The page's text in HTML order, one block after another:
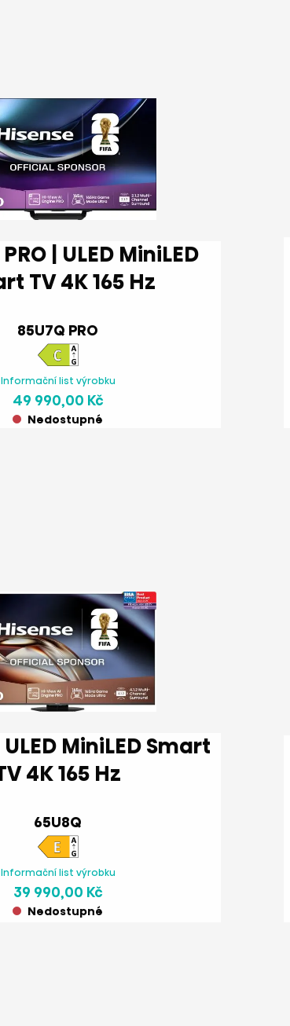
Smart TV 4K 165 Hz
85U7Q PRO
Informační list výrobku
49 990,00 Kč
Nedostupné
TV 4K 165 Hz
65U8Q
Informační list výrobku
39 990,00 Kč
Nedostupné